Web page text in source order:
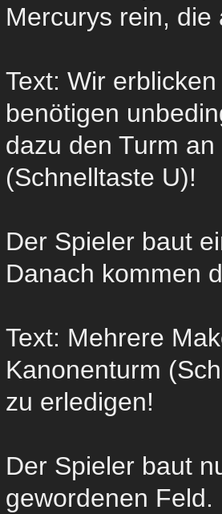
Mercurys rein,
Text: Wir
benötigen
dazu den Turm
(Schnelltaste U)!
Der Spieler baut
Danach kommen
Text: Mehrere
Kanonenturm
zu erledigen!
Der Spieler baut
gewordenen